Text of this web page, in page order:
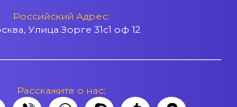
Российский Адрес:
Улица Зорге 31с1 оф 12
Расскажите о нас: